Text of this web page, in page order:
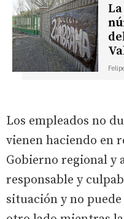
Los empleados no
vienen haciendo en
Gobierno regional y
responsable y
situación y no